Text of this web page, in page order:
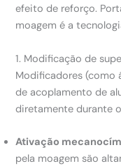
efeito de reforço.
moagem é a
1. Modificação de
Modificadores (como
de acoplamento de
diretamente durante
Ativação
pela moagem são